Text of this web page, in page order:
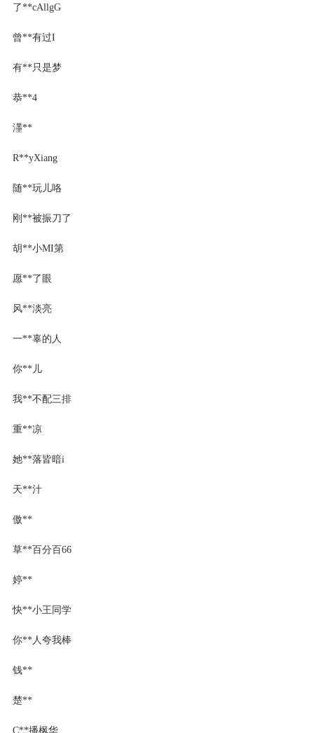
了**cAllgG
曾**有过I
有**只是梦
恭**4
濹**
R**yXiang
随**玩儿咯
刚**被振刀了
胡**小MI第
愿**了眼
风**淡亮
一**辜的人
你**儿
我**不配三排
重**凉
她**落皆暗i
天**汁
傲**
草**百分百66
婷**
快**小王同学
你**人夸我棒
钱**
楚**
C**播枫华